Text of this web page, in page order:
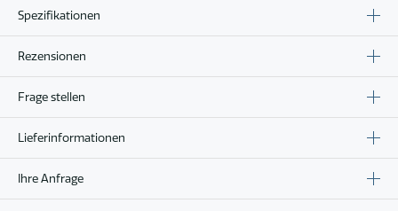
Spezifikationen
Rezensionen
Frage stellen
Lieferinformationen
Ihre Anfrage